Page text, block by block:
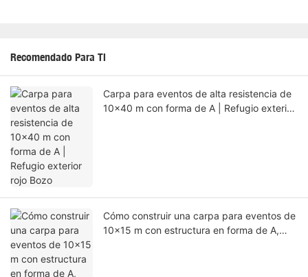
Recomendado Para Ti
Carpa para eventos de alta resistencia de
10x40 m con forma de A | Refugio exterior
Cómo construir una carpa para eventos de
10x15 m con estructura en forma de A,